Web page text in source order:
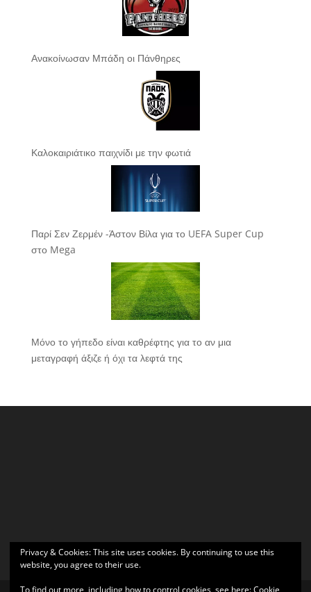
Ανακοίνωσαν Μπάδη οι Πάνθηρες
Καλοκαιριάτικο παιχνίδι με την φωτιά
Παρί Σεν Ζερμέν -Άστον Βίλα για το UEFA Super Cup
στο Mega
Μόνο το γήπεδο είναι καθρέφτης για το αν μια
μεταγραφή άξιζε ή όχι τα λεφτά της
Privacy & Cookies: This site uses cookies. By continuing to use this
website, you agree to their use.
To find out more, including how to control cookies, see here:Cookie